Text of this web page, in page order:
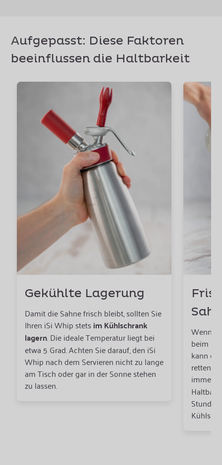
Aufgepasst: Diese Faktoren
beeinflussen die Haltbarkeit
Gekühlte Lagerung
Damit die Sahne frisch bleibt, sollten Sie
Ihren iSi Whip stetsim Kühlschrank
lagern. Die ideale Temperatur liegt bei
etwa 5 Grad. Achten Sie darauf, den iSi
Whip nach dem Servieren nicht zu lange
am Tisch oder gar in der Sonne stehen
zu lassen.
Wenn
beim
kann
retten.
immer